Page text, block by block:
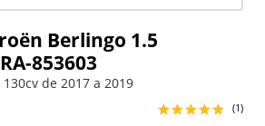
Berlingo 1.5
853603
de 2017 a 2019
(1)